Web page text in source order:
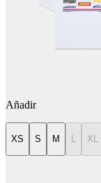
Añadir
XS S M L XL